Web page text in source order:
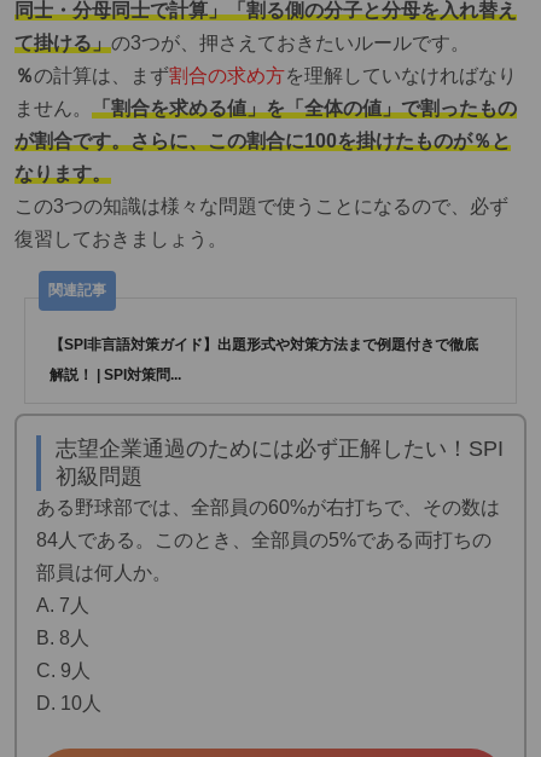
同士・分母同士で計算」「割る側の分子と分母を入れ替え
て掛ける」の3つが、押さえておきたいルールです。
％の計算は、まず割合の求め方を理解していなければなり
ません。 「割合を求める値」を「全体の値」で割ったもの
が割合です。さらに、この割合に100を掛けたものが％と
なります。
この3つの知識は様々な問題で使うことになるので、必ず
復習しておきましょう。
【SPI非言語対策ガイド】出題形式や対策方法まで例題付きで徹底
解説！ | SPI対策問...
志望企業通過のためには必ず正解したい！SPI
初級問題
ある野球部では、全部員の60%が右打ちで、その数は
84人である。このとき、全部員の5%である両打ちの
部員は何人か。
A. 7人
B. 8人
C. 9人
D. 10人